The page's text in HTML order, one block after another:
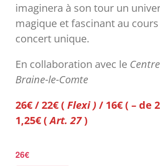
imaginera à son tour un
magique et fascinant au
concert unique.
En collaboration avec le
Braine-le-Comte
26€ / 22€ ( Flexi ) / 16€ ( – de
1,25€ (Art. 27)
26€